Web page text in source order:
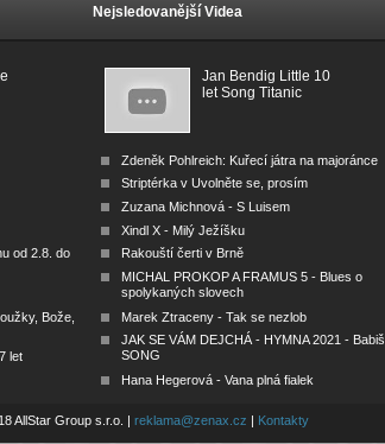
od 2.8. do
Bože,
let
Nejsledovanější Videa
Jan Bendig Little 10
let Song Titanic
Zdeněk Pohlreich: Kuřecí játra na majoránce
Striptérka v Uvolněte se, prosím
Zuzana Michnová - S Luisem
Xindl X - Milý Ježíšku
Rakouští čerti v Brně
MICHAL PROKOP A FRAMUS 5 - Blues o
spolykaných slovech
Marek Ztraceny - Tak se nezlob
JAK SE VÁM DEJCHÁ - HYMNA 2021 - Babiš
SONG
Hana Hegerová - Vana plná fialek
AllStar Group s.r.o. | reklama@zenax.cz | Kontakty